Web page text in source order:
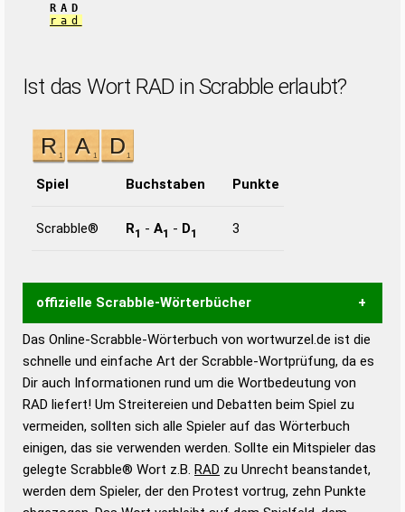
RAD
rad
Ist das Wort RAD in Scrabble erlaubt?
Spiel Buchstaben Punkte
Scrabble® R1 - A1 - D1 3
offizielle Scrabble-Wörterbücher
Wortwurzel liefert mit Hilfe eines semantischen
Wortanalyse-Algorithmus gute Anhaltspunkte zu
Wortbedeutung, Worttrennung und Wortform, um die
Gültigkeit eines Wortes für das Scrabble-Spiel zu
bestimmen!
zugelassene Turnier Scrabble-
Wörterbücher sind:
Duden – Standardwerk in 12 Bänden
Das Online-Scrabble-Wörterbuch von wortwurzel.de ist die
schnelle und einfache Art der Scrabble-Wortprüfung, da es
Dir auch Informationen rund um die Wortbedeutung von
RAD liefert! Um Streitereien und Debatten beim Spiel zu
vermeiden, sollten sich alle Spieler auf das Wörterbuch
einigen, das sie verwenden werden. Sollte ein Mitspieler das
gelegte Scrabble® Wort z.B. RAD zu Unrecht beanstandet,
werden dem Spieler, der den Protest vortrug, zehn Punkte